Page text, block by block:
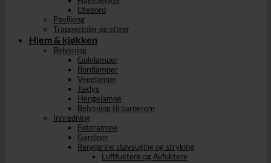
Utebord
Paviljong
Trappestoler og stiger
Hjem & kjøkken
Belysning
Gulvlamper
Bordlamper
Vegglampe
Taklys
Hengelampe
Belysning til barnerom
Innredning
Fotoramme
Gardiner
Rengjøring støvsuging og stryking
Luftfuktere og Avfuktere